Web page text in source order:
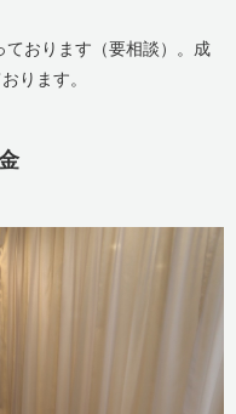
ております（要相談）。成
ります。